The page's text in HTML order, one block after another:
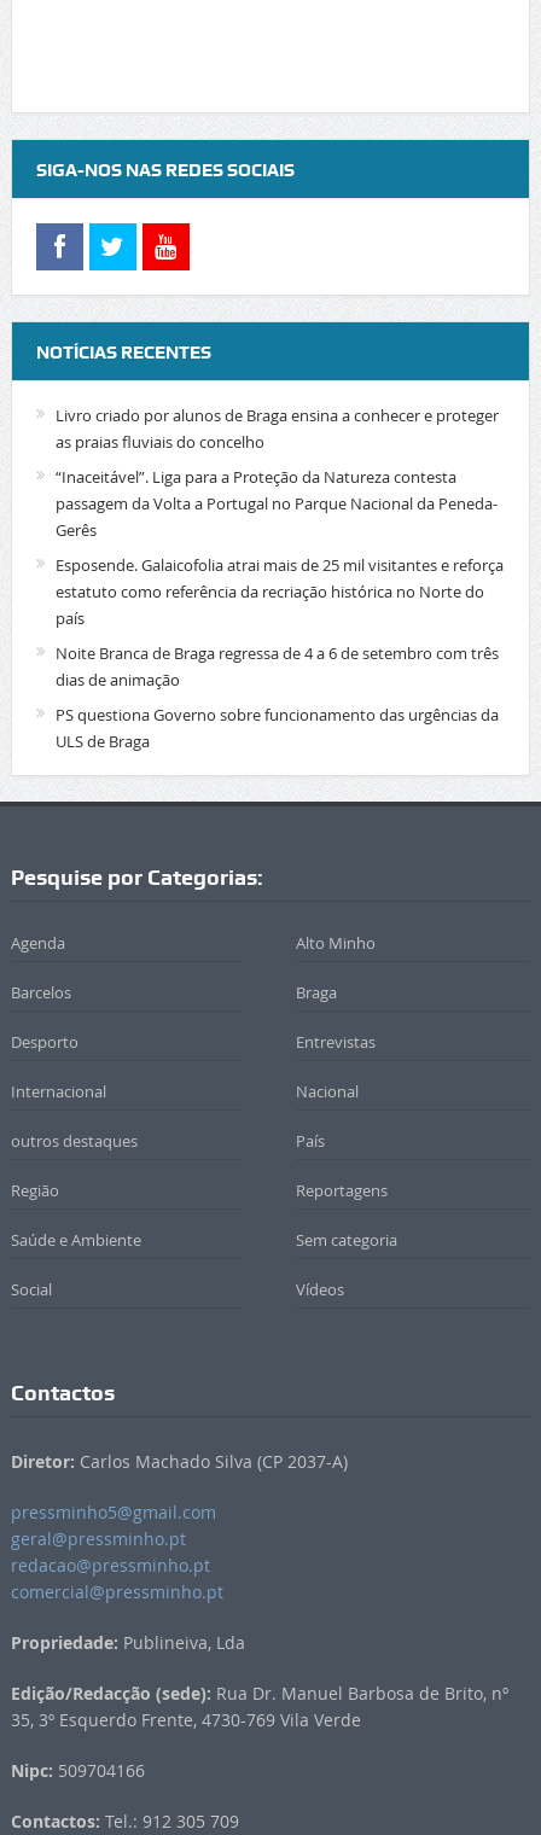
SIGA-NOS NAS REDES SOCIAIS
NOTÍCIAS RECENTES
Livro criado por alunos de Braga ensina a conhecer e proteger
as praias fluviais do concelho
“Inaceitável”. Liga para a Proteção da Natureza contesta
passagem da Volta a Portugal no Parque Nacional da Peneda-
Gerês
Esposende. Galaicofolia atrai mais de 25 mil visitantes e reforça
estatuto como referência da recriação histórica no Norte do
país
Noite Branca de Braga regressa de 4 a 6 de setembro com três
dias de animação
PS questiona Governo sobre funcionamento das urgências da
ULS de Braga
Pesquise por Categorias:
Agenda Alto Minho
Barcelos Braga
Desporto Entrevistas
Internacional Nacional
outros destaques País
Região Reportagens
Saúde e Ambiente Sem categoria
Social Vídeos
Contactos
Diretor: Carlos Machado Silva (CP 2037-A)
pressminho5@gmail.com
geral@pressminho.pt
redacao@pressminho.pt
comercial@pressminho.pt
Propriedade: Publineiva, Lda
Edição/Redacção (sede): Rua Dr. Manuel Barbosa de Brito, nº
35, 3º Esquerdo Frente, 4730-769 Vila Verde
Nipc: 509704166
Contactos: Tel.: 912 305 709